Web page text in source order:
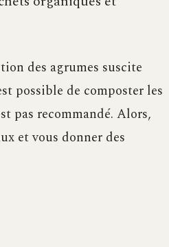
des agrumes suscite
possible de composter les
pas recommandé. Alors,
et vous donner des